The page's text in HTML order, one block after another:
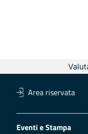
Area riservata
Eventi e Stampa